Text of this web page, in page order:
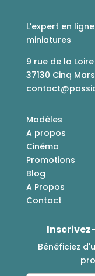
L’expert en
miniatures
9 rue de la Loire
37130 Cinq
Modèles
A propos
Cinéma
Promotions
Blog
A Propos
Contact
Bénéficiez